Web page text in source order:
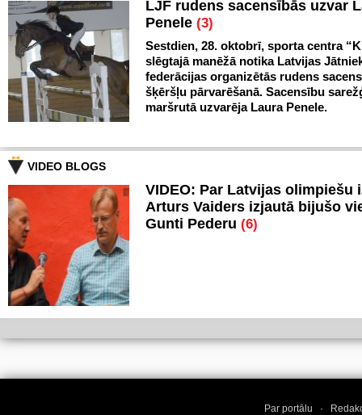
LJF rudens sacensībās uzvar
Penele (3)
Sestdien, 28. oktobrī, sporta centra
slēgtajā manēžā notika Latvijas
federācijas organizētās rudens
šķēršļu pārvarēšanā. Sacensību
maršrutā uzvarēja Laura Penele.
VIDEO BLOGS
VIDEO: Par Latvijas olimpiešu
Arturs Vaiders izjautā bijušo
Gunti Pederu (6)
Par portālu ·